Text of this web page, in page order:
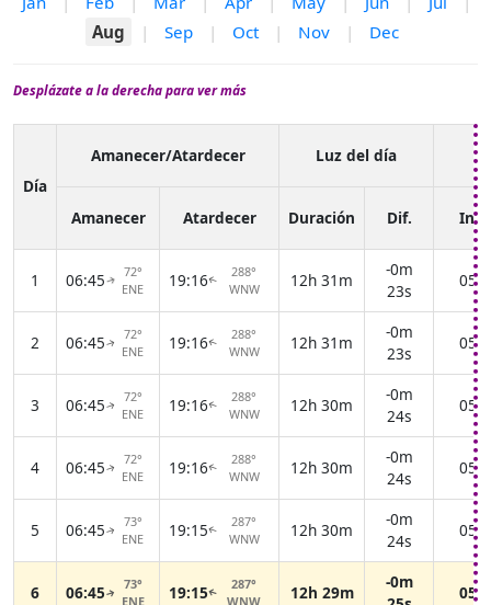
Aug
| Sep | Oct | Nov | Dec
Desplázate a la derecha para ver más
Día
Amanecer/Atardecer Luz del día
Amanecer Atardecer Duración Dif.
1 06:45↑
72°
ENE
19:16↑
288°
WNW
12h 31m
-0m
23s
2 06:45↑
72°
ENE
19:16↑
288°
WNW
12h 31m
-0m
23s
3 06:45↑
72°
ENE
19:16↑
288°
WNW
12h 30m
-0m
24s
4 06:45↑
72°
ENE
19:16↑
288°
WNW
12h 30m
-0m
24s
5 06:45↑
73°
ENE
19:15↑
287°
WNW
12h 30m
-0m
24s
6 06:45↑
73°
ENE
19:15↑
287°
WNW
12h 29m
-0m